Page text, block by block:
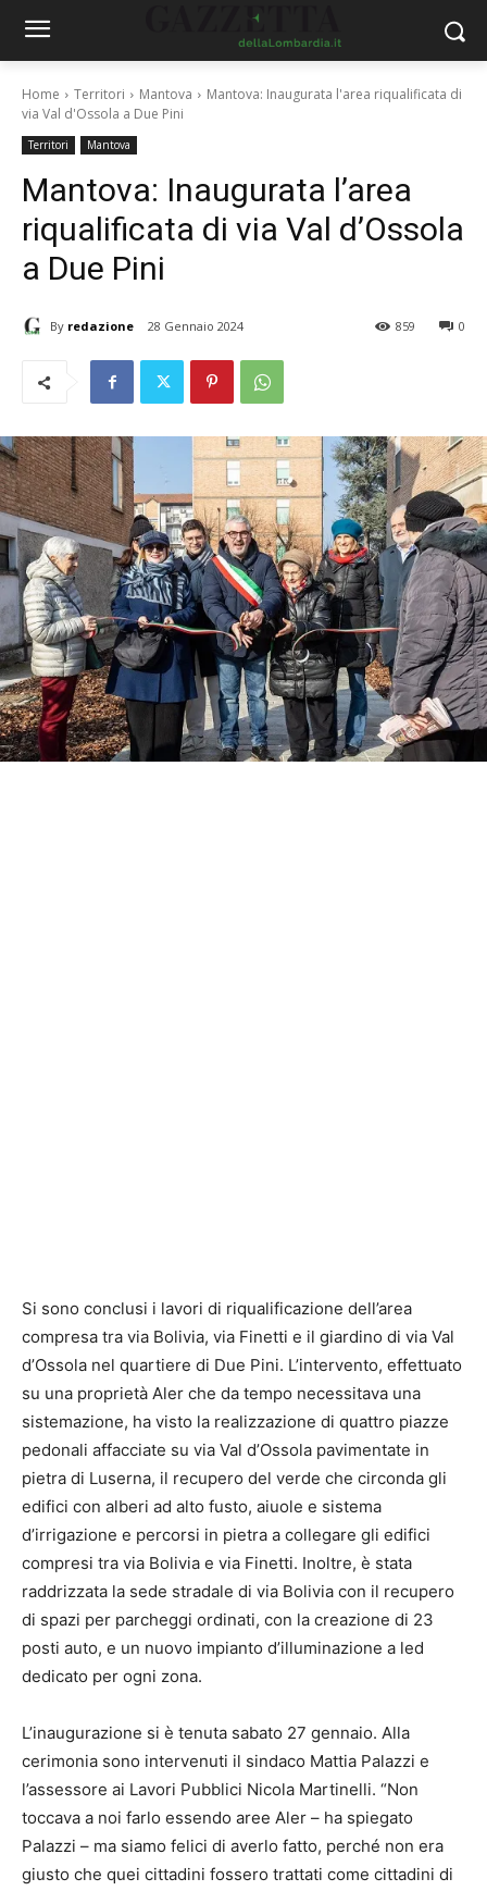
Home Territori Mantova
Mantova: Inaugurata l'area riqualificata di
via Val d'Ossola a Due Pini
Territori Mantova
Mantova: Inaugurata l’area
riqualificata di via Val d’Ossola
a Due Pini
By redazione 28 Gennaio 2024 0
859
Si sono conclusi i lavori di riqualificazione dell’area
compresa tra via Bolivia, via Finetti e il giardino di via Val
d’Ossola nel quartiere di Due Pini. L’intervento, effettuato
su una proprietà Aler che da tempo necessitava una
sistemazione, ha visto la realizzazione di quattro piazze
pedonali affacciate su via Val d’Ossola pavimentate in
pietra di Luserna, il recupero del verde che circonda gli
edifici con alberi ad alto fusto, aiuole e sistema
d’irrigazione e percorsi in pietra a collegare gli edifici
compresi tra via Bolivia e via Finetti. Inoltre, è stata
raddrizzata la sede stradale di via Bolivia con il recupero
di spazi per parcheggi ordinati, con la creazione di 23
posti auto, e un nuovo impianto d’illuminazione a led
dedicato per ogni zona.
L’inaugurazione si è tenuta sabato 27 gennaio. Alla
cerimonia sono intervenuti il sindaco Mattia Palazzi e
l’assessore ai Lavori Pubblici Nicola Martinelli. “Non
toccava a noi farlo essendo aree Aler – ha spiegato
Palazzi – ma siamo felici di averlo fatto, perché non era
giusto che quei cittadini fossero trattati come cittadini di